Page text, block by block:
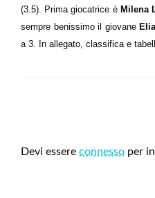
(3.5). Prima giocatrice è Milena
sempre benissimo il giovane
a 3. In allegato, classifica e
Devi essere connesso per